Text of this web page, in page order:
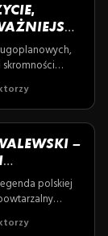
AKTORA
w historii
historię
najmniejsza rola
obrazem
–
polskiej
rozświetlały
i filmowe